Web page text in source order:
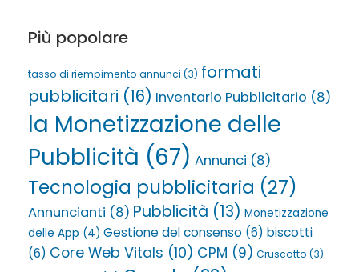
Più popolare
tasso di riempimento annunci (3) formati
pubblicitari (16) Inventario Pubblicitario (8)
la Monetizzazione delle
Pubblicità (67) Annunci (8)
Tecnologia pubblicitaria (27)
Annuncianti (8) Pubblicità (13) Monetizzazione
delle App (4) Gestione del consenso (6) biscotti
(6) Core Web Vitals (10) CPM (9) Cruscotto (3)